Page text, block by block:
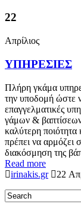
22
Απρίλιος
ΥΠΗΡΕΣΙΕΣ
Πλήρη γκάμα
την υποδομή ώστε
επαγγελματικές
γάμων &
καλύτερη
πρέπει να αρμόζει
διακόσμηση της
Read more
irinakis.gr
22